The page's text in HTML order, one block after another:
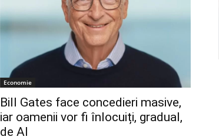
Economie
Bill Gates face concedieri masive,
iar oamenii vor fi înlocuiți, gradual,
de AI